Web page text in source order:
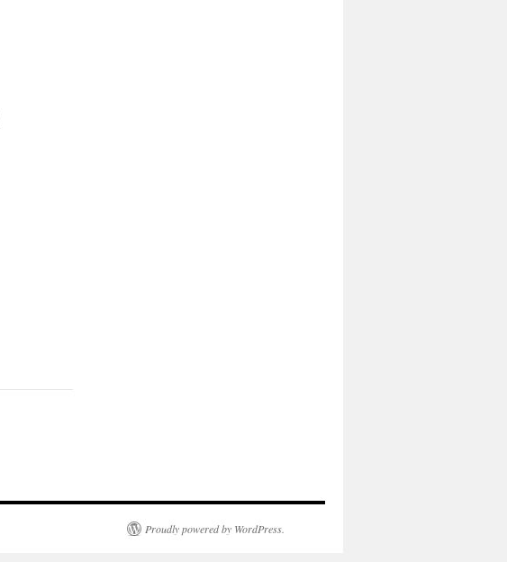
Proudly powered by WordPress.